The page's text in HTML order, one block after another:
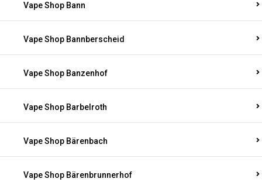
Vape Shop Bann
Vape Shop Bannberscheid
Vape Shop Banzenhof
Vape Shop Barbelroth
Vape Shop Bärenbach
Vape Shop Bärenbrunnerhof